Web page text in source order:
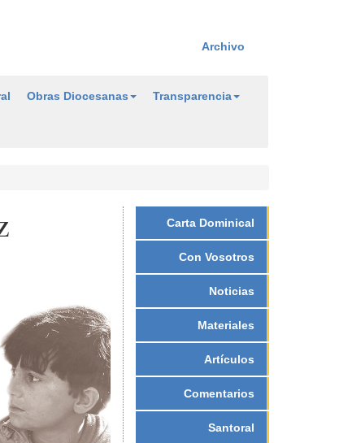
Archivo
Obras Diocesanas Transparencia
Carta Dominical
Con Vosotros
Noticias
Materiales
Artículos
Comentarios
Santoral